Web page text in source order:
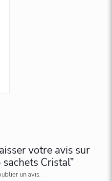
votre avis sur
Cristal”
un avis.